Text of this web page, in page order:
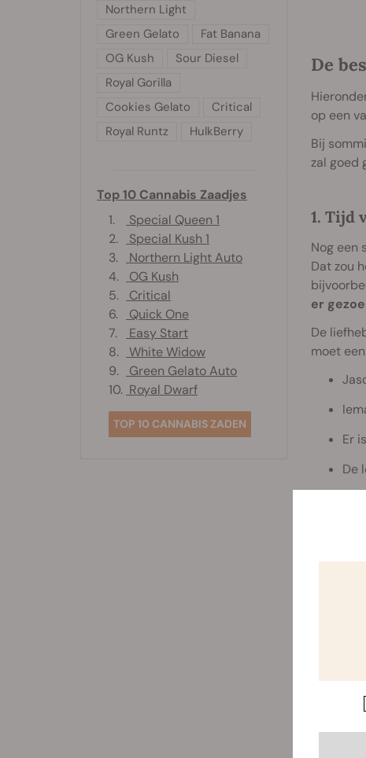
De
op een
Bij
zal goed
1. Tijd
Nog een
Dat zou
er
De
moet
Er
De
Nog
Northern Light
Green Gelato
Fat Banana
OG Kush
Sour Diesel
Royal Gorilla
Cookies Gelato
Critical
Royal Runtz
HulkBerry
Top 10 Cannabis Zaadjes
1.
Special Queen 1
2.
Special Kush 1
3.
Northern Light Auto
4.
OG Kush
5.
Critical
6.
Quick One
7.
Easy Start
8.
White Widow
9.
Green Gelato Auto
10. Royal Dwarf
TOP 10 CANNABIS ZADEN